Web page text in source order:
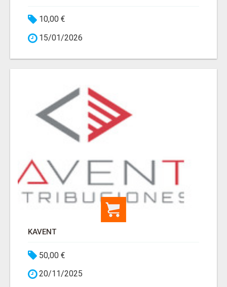
10,00 €
15/01/2026
KAVENT
50,00 €
20/11/2025